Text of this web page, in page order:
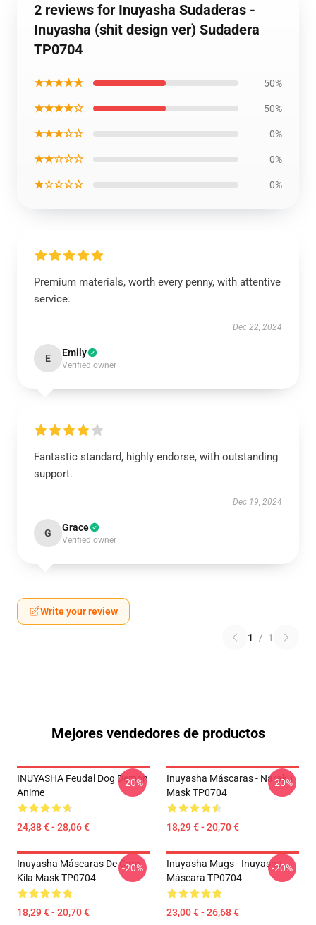
2 reviews for Inuyasha Sudaderas -
Inuyasha (shit design ver) Sudadera
TP0704
★★★★★ 50%
★★★★☆ 50%
★★★☆☆ 0%
★★☆☆☆ 0%
★☆☆☆☆ 0%
Premium materials, worth every penny, with attentive
service.
Dec 22, 2024
E Emily
Verified owner
Fantastic standard, highly endorse, with outstanding
support.
Dec 19, 2024
G Grace
Verified owner
Write your review
1 / 1
Mejores vendedores de productos
INUYASHA Feudal Dog Demon
Anime
24,38 € - 28,06 €
-20%
Inuyasha Máscaras - Naraku
Mask TP0704
18,29 € - 20,70 €
-20%
Inuyasha Máscaras De Cara -
Kila Mask TP0704
18,29 € - 20,70 €
-20%
Inuyasha Mugs - Inuyasha
Máscara TP0704
23,00 € - 26,68 €
-20%